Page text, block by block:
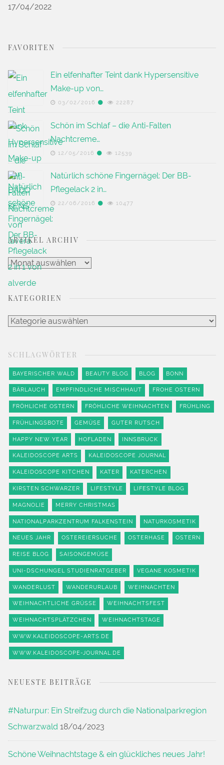
17/04/2022
FAVORITEN
Ein elfenhafter Teint dank Hypersensitive
Make-up von…
03/02/2016 22287
Schön im Schlaf – die Anti-Falten
Nachtcreme…
12/05/2016 12539
Natürlich schöne Fingernägel: Der BB-
Pflegelack 2 in…
22/06/2016 10477
ARTIKEL ARCHIV
Artikel
Archiv
KATEGORIEN
Kategorien
SCHLAGWÖRTER
BAYERISCHER WALD BEAUTY BLOG BLOG BONN
BÄRLAUCH EMPFINDLICHE MISCHHAUT FROHE OSTERN
FRÖHLICHE OSTERN FRÖHLICHE WEIHNACHTEN FRÜHLING
FRÜHLINGSBOTE GEMÜSE GUTER RUTSCH
HAPPY NEW YEAR HOFLADEN INNSBRUCK
KALEIDOSCOPE ARTS KALEIDOSCOPE JOURNAL
KALEIDOSCOPE KITCHEN KATER KATERCHEN
KIRSTEN SCHWARZER LIFESTYLE LIFESTYLE BLOG
MAGNOLIE MERRY CHRISTMAS
NATIONALPARKZENTRUM FALKENSTEIN NATURKOSMETIK
NEUES JAHR OSTEREIERSUCHE OSTERHASE OSTERN
REISE BLOG SAISONGEMÜSE
UNI-DSCHUNGEL STUDIENRATGEBER VEGANE KOSMETIK
WANDERLUST WANDERURLAUB WEIHNACHTEN
WEIHNACHTLICHE GRÜSSE WEIHNACHTSFEST
WEIHNACHTSPLÄTZCHEN WEIHNACHTSTAGE
WWW.KALEIDOSCOPE-ARTS.DE
WWW.KALEIDOSCOPE-JOURNAL.DE
NEUESTE BEITRÄGE
#Naturpur: Ein Streifzug durch die Nationalparkregion
Schwarzwald 18/04/2023
Schöne Weihnachtstage & ein glückliches neues Jahr!